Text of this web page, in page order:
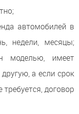
автомобилей в
недели, месяцы;
моделью, имеет
а если срок
договор